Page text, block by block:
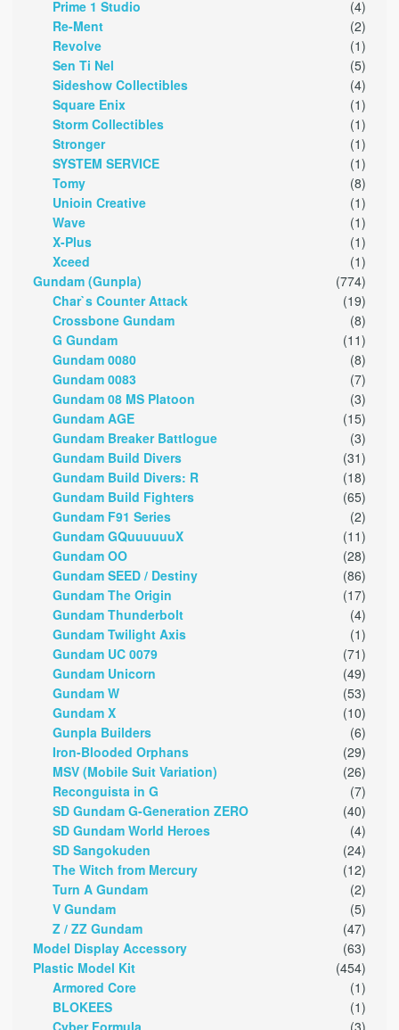
Prime 1 Studio
(4)
Re-Ment
(2)
Revolve
(1)
Sen Ti Nel
(5)
Sideshow Collectibles
(4)
Square Enix
(1)
Storm Collectibles
(1)
Stronger
(1)
SYSTEM SERVICE
(1)
Tomy
(8)
Unioin Creative
(1)
Wave
(1)
X-Plus
(1)
Xceed
(1)
Gundam (Gunpla)
(774)
Char`s Counter Attack
(19)
Crossbone Gundam
(8)
G Gundam
(11)
Gundam 0080
(8)
Gundam 0083
(7)
Gundam 08 MS Platoon
(3)
Gundam AGE
(15)
Gundam Breaker Battlogue
(3)
Gundam Build Divers
(31)
Gundam Build Divers: R
(18)
Gundam Build Fighters
(65)
Gundam F91 Series
(2)
Gundam GQuuuuuuX
(11)
Gundam OO
(28)
Gundam SEED / Destiny
(86)
Gundam The Origin
(17)
Gundam Thunderbolt
(4)
Gundam Twilight Axis
(1)
Gundam UC 0079
(71)
Gundam Unicorn
(49)
Gundam W
(53)
Gundam X
(10)
Gunpla Builders
(6)
Iron-Blooded Orphans
(29)
MSV (Mobile Suit Variation)
(26)
Reconguista in G
(7)
SD Gundam G-Generation ZERO
(40)
SD Gundam World Heroes
(4)
SD Sangokuden
(24)
The Witch from Mercury
(12)
Turn A Gundam
(2)
V Gundam
(5)
Z / ZZ Gundam
(47)
Model Display Accessory
(63)
Plastic Model Kit
(454)
Armored Core
(1)
BLOKEES
(1)
Cyber Formula
(3)